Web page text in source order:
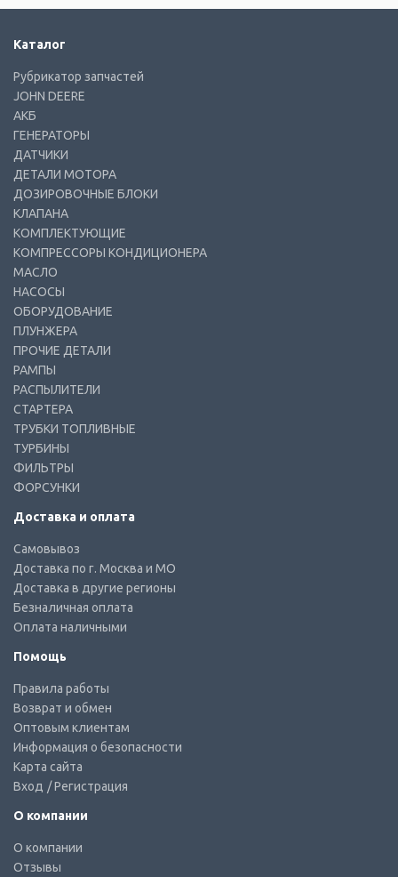
Каталог
Рубрикатор запчастей
JOHN DEERE
АКБ
ГЕНЕРАТОРЫ
ДАТЧИКИ
ДЕТАЛИ МОТОРА
ДОЗИРОВОЧНЫЕ БЛОКИ
КЛАПАНА
КОМПЛЕКТУЮЩИЕ
КОМПРЕССОРЫ КОНДИЦИОНЕРА
МАСЛО
НАСОСЫ
ОБОРУДОВАНИЕ
ПЛУНЖЕРА
ПРОЧИЕ ДЕТАЛИ
РАМПЫ
РАСПЫЛИТЕЛИ
СТАРТЕРА
ТРУБКИ ТОПЛИВНЫЕ
ТУРБИНЫ
ФИЛЬТРЫ
ФОРСУНКИ
Доставка и оплата
Самовывоз
Доставка по г. Москва и МО
Доставка в другие регионы
Безналичная оплата
Оплата наличными
Помощь
Правила работы
Возврат и обмен
Оптовым клиентам
Информация о безопасности
Карта сайта
Вход / Регистрация
О компании
О компании
Отзывы